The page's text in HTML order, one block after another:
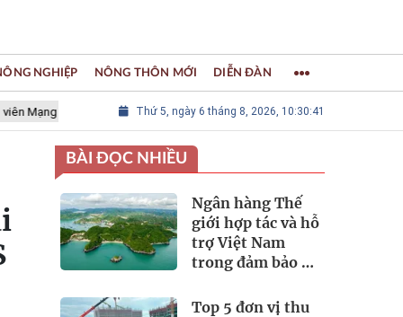
lưới các Thành phố Thủ công sáng tạo Thế giới LÀNG NGHỀ
Thứ 5, ngày 6 tháng 8, 2026, 10:30:43
NGHIỆP NÔNG THÔN MỚI DIỄN ĐÀN
BÀI ĐỌC NHIỀU
Ngân hàng Thế
giới hợp tác và hỗ
trợ Việt Nam
trong đảm bảo an
Top 5 đơn vị thu